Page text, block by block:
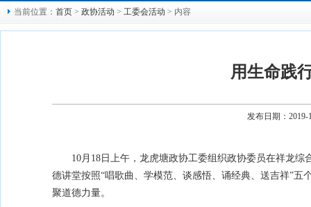
当前位置： 首页 > 政协活动 > 工委会活动 > 内容
用生命践
发布日期：
10月18日上午，龙虎塘政协工委组织政协委员在祥龙
德讲堂按照“唱歌曲、学模范、谈感悟、诵经典、送吉祥”
聚道德力量。